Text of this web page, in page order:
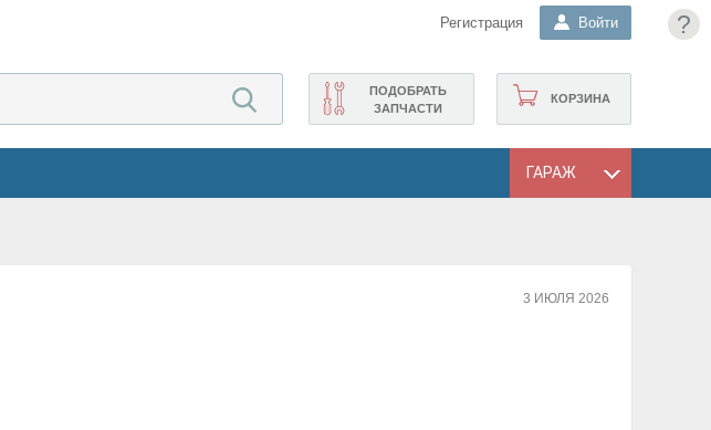
?
Регистрация Войти
КОРЗИНА
ПОДОБРАТЬ
ЗАПЧАСТИ
ГАРАЖ
3 ИЮЛЯ 2026